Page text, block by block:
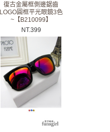
復古金屬框側邊鋸齒
LOGO圓框平光眼鏡3色
~【B210099】
NT.399